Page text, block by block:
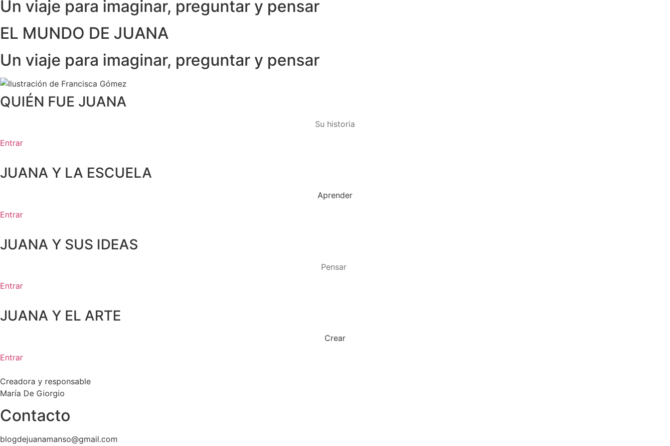
Un viaje para imaginar, preguntar y pensar
EL MUNDO DE JUANA
Un viaje para imaginar, preguntar y pensar
QUIÉN FUE JUANA
Su historia
Entrar
JUANA Y LA ESCUELA
Aprender
Entrar
JUANA Y SUS IDEAS
Pensar
Entrar
JUANA Y EL ARTE
Crear
Entrar
Creadora y responsable
María De Giorgio
Contacto
blogdejuanamanso@gmail.com